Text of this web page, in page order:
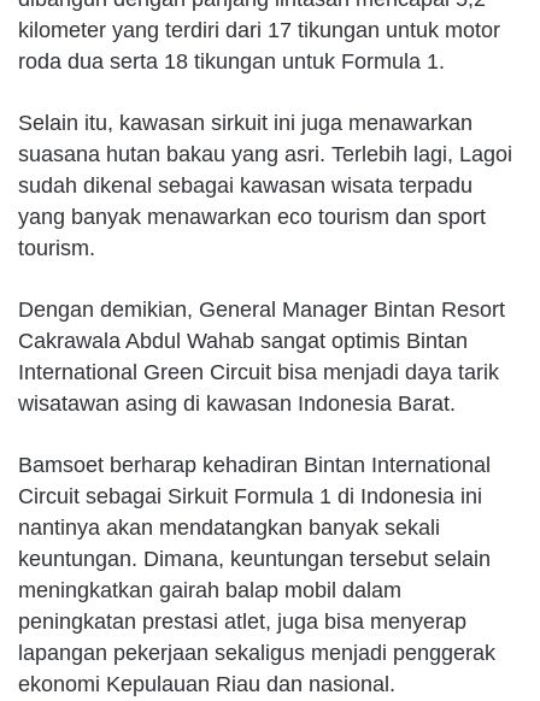
kilometer yang terdiri dari 17 tikungan untuk motor
roda dua serta 18 tikungan untuk Formula 1.
Selain itu, kawasan sirkuit ini juga menawarkan
suasana hutan bakau yang asri. Terlebih lagi, Lagoi
sudah dikenal sebagai kawasan wisata terpadu
yang banyak menawarkan eco tourism dan sport
tourism.
Dengan demikian, General Manager Bintan Resort
Cakrawala Abdul Wahab sangat optimis Bintan
International Green Circuit bisa menjadi daya tarik
wisatawan asing di kawasan Indonesia Barat.
Bamsoet berharap kehadiran Bintan International
Circuit sebagai Sirkuit Formula 1 di Indonesia ini
nantinya akan mendatangkan banyak sekali
keuntungan. Dimana, keuntungan tersebut selain
meningkatkan gairah balap mobil dalam
peningkatan prestasi atlet, juga bisa menyerap
lapangan pekerjaan sekaligus menjadi penggerak
ekonomi Kepulauan Riau dan nasional.